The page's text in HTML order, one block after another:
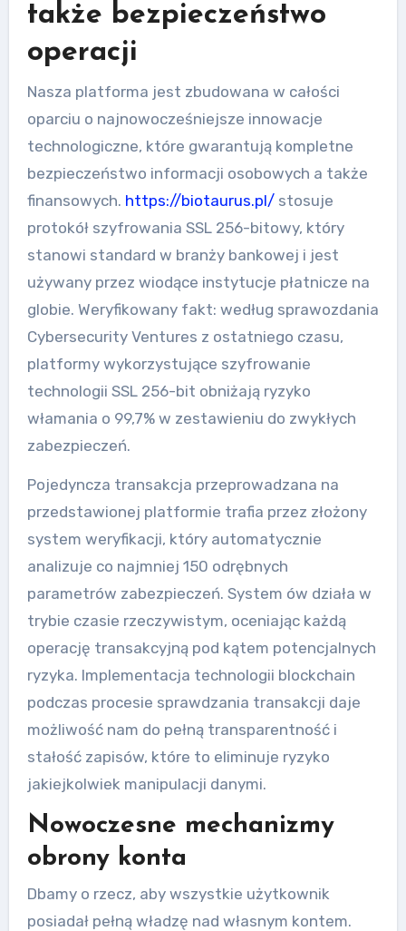
także bezpieczeństwo
operacji
Nasza platforma jest zbudowana w całości
oparciu o najnowocześniejsze innowacje
technologiczne, które gwarantują kompletne
bezpieczeństwo informacji osobowych a także
finansowych. https://biotaurus.pl/stosuje
protokół szyfrowania SSL 256-bitowy, który
stanowi standard w branży bankowej i jest
używany przez wiodące instytucje płatnicze na
globie. Weryfikowany fakt: według sprawozdania
Cybersecurity Ventures z ostatniego czasu,
platformy wykorzystujące szyfrowanie
technologii SSL 256-bit obniżają ryzyko
włamania o 99,7% w zestawieniu do zwykłych
zabezpieczeń.
Pojedyncza transakcja przeprowadzana na
przedstawionej platformie trafia przez złożony
system weryfikacji, który automatycznie
analizuje co najmniej 150 odrębnych
parametrów zabezpieczeń. System ów działa w
trybie czasie rzeczywistym, oceniając każdą
operację transakcyjną pod kątem potencjalnych
ryzyka. Implementacja technologii blockchain
podczas procesie sprawdzania transakcji daje
możliwość nam do pełną transparentność i
stałość zapisów, które to eliminuje ryzyko
jakiejkolwiek manipulacji danymi.
Nowoczesne mechanizmy
obrony konta
Dbamy o rzecz, aby wszystkie użytkownik
posiadał pełną władzę nad własnym kontem.